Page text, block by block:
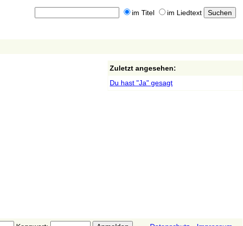
im Titel im Liedtext
Zuletzt angesehen:
Du hast "Ja" gesagt